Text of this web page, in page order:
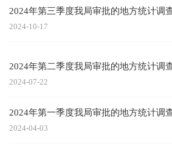
2024年第三季度我局审批的地方统计调
2024-10-17
2024年第二季度我局审批的地方统计调
2024-07-22
2024年第一季度我局审批的地方统计调
2024-04-03